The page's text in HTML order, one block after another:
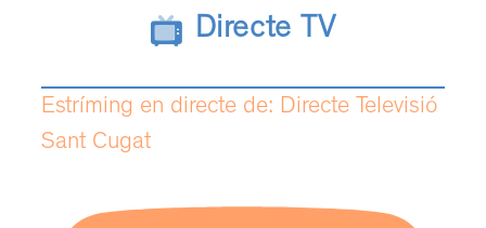
Directe TV
Estríming en directe de: Directe Televisió
Sant Cugat